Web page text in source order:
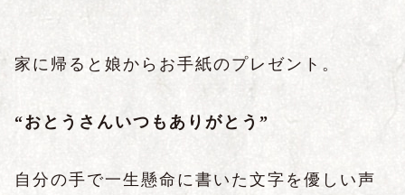
家に帰ると娘からお手紙のプレゼント。
“おとうさんいつもありがとう”
自分の手で一生懸命に書いた文字を優しい声